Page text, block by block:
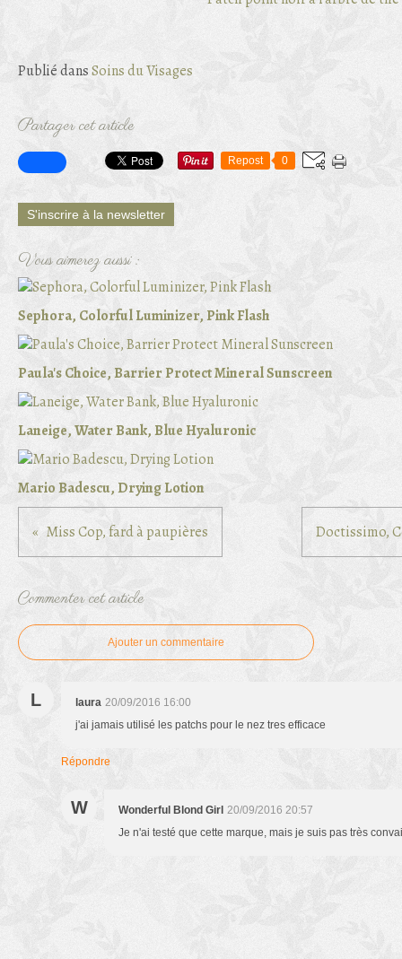
Publié dansSoins du Visages
Partager cet article
Repost 0
S'inscrire à la newsletter
Vous aimerez aussi :
Sephora, Colorful Luminizer, Pink Flash
Paula's Choice, Barrier Protect Mineral Sunscreen
Laneige, Water Bank, Blue Hyaluronic
Mario Badescu, Drying Lotion
Miss Cop, fard à paupières Doctissimo,
Commenter cet article
Ajouter un commentaire
L laura 20/09/2016 16:00
j'ai jamais utilisé les patchs pour le nez tres efficace
Répondre
W Wonderful Blond Girl 20/09/2016 20:57
Je n'ai testé que cette marque, mais je suis pas très